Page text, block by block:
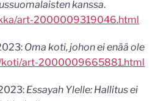
kanssa.
art-2000009319046.html
Oma koti, johon ei enää ole
koti/art-2000009665881.html
Essayah Ylelle: Hallitus ei